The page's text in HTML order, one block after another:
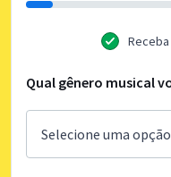
Qual gênero musical